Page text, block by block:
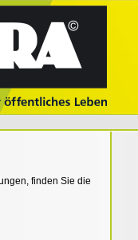
finden Sie die